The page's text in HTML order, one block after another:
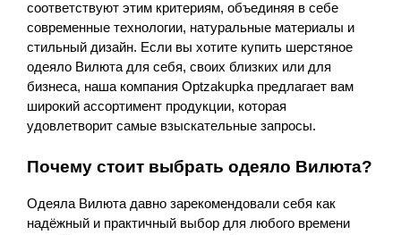
соответствуют этим критериям, объединяя в себе
современные технологии, натуральные материалы и
стильный дизайн. Если вы хотите купить шерстяное
одеяло Вилюта для себя, своих близких или для
бизнеса, наша компания Optzakupka предлагает вам
широкий ассортимент продукции, которая
удовлетворит самые взыскательные запросы.
Почему стоит выбрать одеяло Вилюта?
Одеяла Вилюта давно зарекомендовали себя как
надёжный и практичный выбор для любого времени